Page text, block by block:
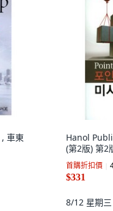
Hanol
(第2版) 第2
首購折扣價
$331
8/12 星期三